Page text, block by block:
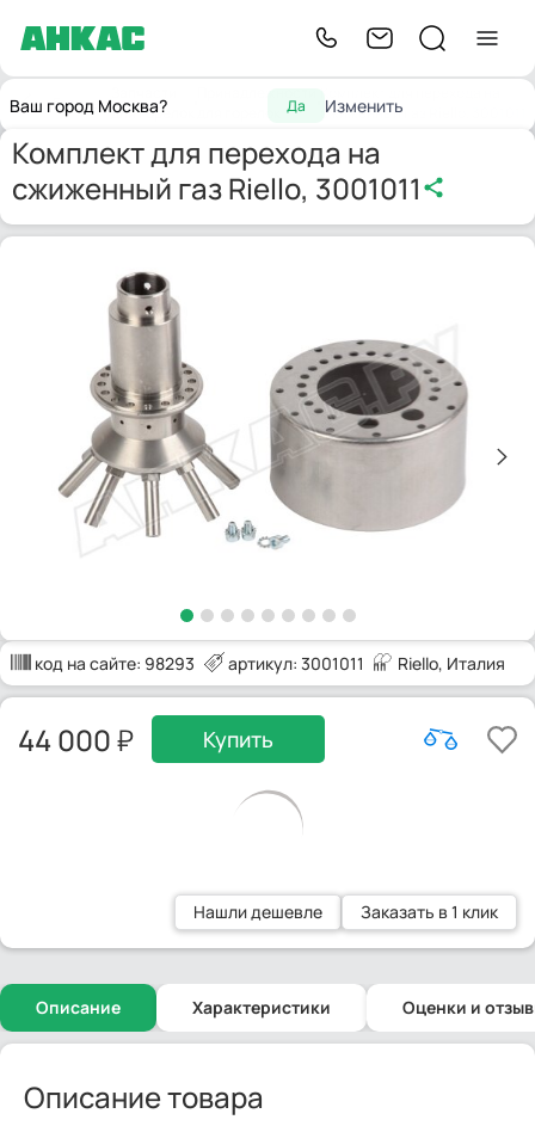
Ваш город Москва? Да Изменить
Главнаядля горелок
сжиженный газ Riello, 3001011
Комплект для перехода на
сжиженный газ Riello, 3001011
код на сайте: 98293 артикул: 3001011 Riello, Италия
44 000 Купить
Нашли дешевле Заказать в 1 клик
Описание Характеристики Оценки и
Описание товара